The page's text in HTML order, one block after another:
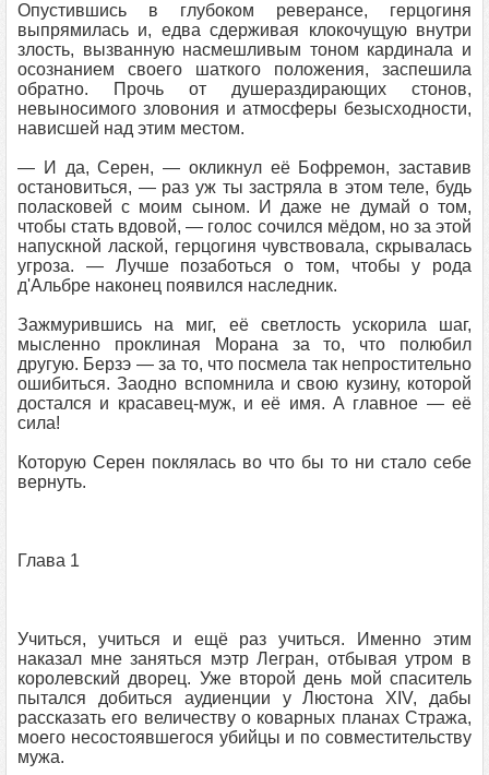
Опустившись в глубоком реверансе, герцогиня
выпрямилась и, едва сдерживая клокочущую внутри
злость, вызванную насмешливым тоном кардинала и
осознанием своего шаткого положения, заспешила
обратно. Прочь от душераздирающих стонов,
невыносимого зловония и атмосферы безысходности,
нависшей над этим местом.
— И да, Серен, — окликнул её Бофремон, заставив
остановиться, — раз уж ты застряла в этом теле, будь
поласковей с моим сыном. И даже не думай о том,
чтобы стать вдовой, — голос сочился мёдом, но за этой
напускной лаской, герцогиня чувствовала, скрывалась
угроза. — Лучше позаботься о том, чтобы у рода
д'Альбре наконец появился наследник.
Зажмурившись на миг, её светлость ускорила шаг,
мысленно проклиная Морана за то, что полюбил
другую. Берзэ — за то, что посмела так непростительно
ошибиться. Заодно вспомнила и свою кузину, которой
достался и красавец-муж, и её имя. А главное — её
сила!
Которую Серен поклялась во что бы то ни стало себе
вернуть.
Глава 1
Учиться, учиться и ещё раз учиться. Именно этим
наказал мне заняться мэтр Легран, отбывая утром в
королевский дворец. Уже второй день мой спаситель
пытался добиться аудиенции у Люстона XIV, дабы
рассказать его величеству о коварных планах Стража,
моего несостоявшегося убийцы и по совместительству
мужа.